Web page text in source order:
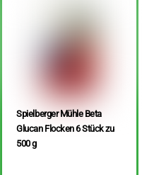
Spielberger Mühle Beta
Glucan Flocken 6 Stück zu
500 g